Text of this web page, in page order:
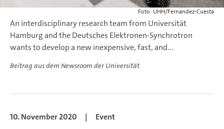
Foto: UHH/Fernandez-Cuesta
An interdisciplinary research team from Universität
Hamburg and the Deutsches Elektronen-Synchrotron
wants to develop a new inexpensive, fast, and...
Beitrag aus dem Newsroom der Universität
10. November 2020 | Event